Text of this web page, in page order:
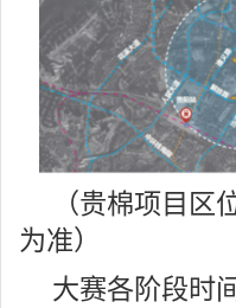
（贵棉项目
为准）
大赛各阶段时